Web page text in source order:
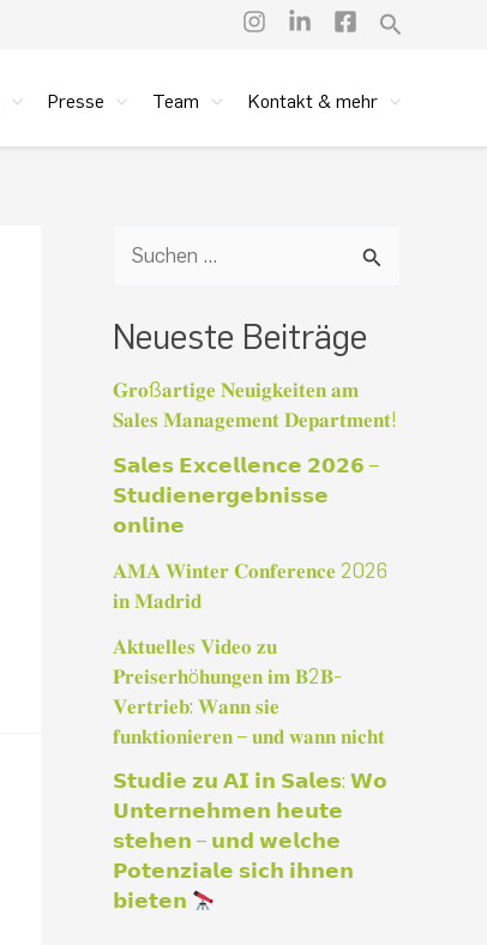
Suchen
Presse Team Kontakt & mehr
c
h
e
n
n
c
:
Neueste Beiträge
𝐆𝐫𝐨ß𝐚𝐫𝐭𝐢𝐠𝐞 𝐍𝐞𝐮𝐢𝐠𝐤𝐞𝐢𝐭𝐞𝐧 𝐚𝐦
𝐒𝐚𝐥𝐞𝐬 𝐌𝐚𝐧𝐚𝐠𝐞𝐦𝐞𝐧𝐭 𝐃𝐞𝐩𝐚𝐫𝐭𝐦𝐞𝐧𝐭!
𝗦𝗮𝗹𝗲𝘀 𝗘𝘅𝗰𝗲𝗹𝗹𝗲𝗻𝗰𝗲 𝟮𝟬𝟮𝟲 –
𝗦𝘁𝘂𝗱𝗶𝗲𝗻𝗲𝗿𝗴𝗲𝗯𝗻𝗶𝘀𝘀𝗲
𝗼𝗻𝗹𝗶𝗻𝗲
𝐀𝐌𝐀 𝐖𝐢𝐧𝐭𝐞𝐫 𝐂𝐨𝐧𝐟𝐞𝐫𝐞𝐧𝐜𝐞 2026
𝐢𝐧 𝐌𝐚𝐝𝐫𝐢𝐝
𝐀𝐤𝐭𝐮𝐞𝐥𝐥𝐞𝐬 𝐕𝐢𝐝𝐞𝐨 𝐳𝐮
𝐏𝐫𝐞𝐢𝐬𝐞𝐫𝐡ö𝐡𝐮𝐧𝐠𝐞𝐧 𝐢𝐦 𝐁2𝐁-
𝐕𝐞𝐫𝐭𝐫𝐢𝐞𝐛: 𝐖𝐚𝐧𝐧 𝐬𝐢𝐞
𝐟𝐮𝐧𝐤𝐭𝐢𝐨𝐧𝐢𝐞𝐫𝐞𝐧 – 𝐮𝐧𝐝 𝐰𝐚𝐧𝐧 𝐧𝐢𝐜𝐡𝐭
𝗦𝘁𝘂𝗱𝗶𝗲 𝘇𝘂 𝗔𝗜 𝗶𝗻 𝗦𝗮𝗹𝗲𝘀: 𝗪𝗼
𝗨𝗻𝘁𝗲𝗿𝗻𝗲𝗵𝗺𝗲𝗻 𝗵𝗲𝘂𝘁𝗲
𝘀𝘁𝗲𝗵𝗲𝗻 – 𝘂𝗻𝗱 𝘄𝗲𝗹𝗰𝗵𝗲
𝗣𝗼𝘁𝗲𝗻𝘇𝗶𝗮𝗹𝗲 𝘀𝗶𝗰𝗵 𝗶𝗵𝗻𝗲𝗻
𝗯𝗶𝗲𝘁𝗲𝗻